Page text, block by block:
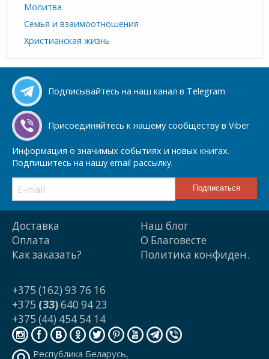
Молитва
Семья и взаимоотношения
Христианская жизнь
Подписывайтесь на наш канал в Telegram
Присоединяйтесь к нашему сообществу в Viber
Информация о значимых событиях и новых книгах.
Подпишитесь на нашу email рассылку.
Доставка
Оплата
Как заказать?
Наш блог
О Благовесте
Политика конфиден.
+375 (162) 93 76 16
+375 (33)640 94 23
+375 (44) 454 54 14
Республика Беларусь,